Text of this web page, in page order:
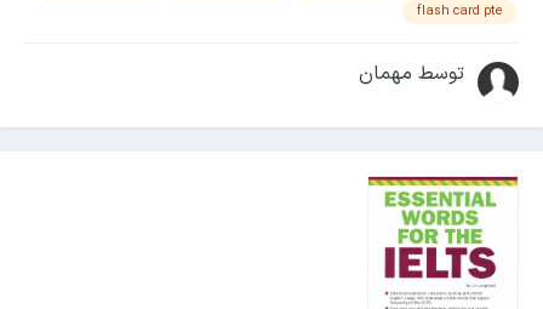
flash card pte
توسط مهمان